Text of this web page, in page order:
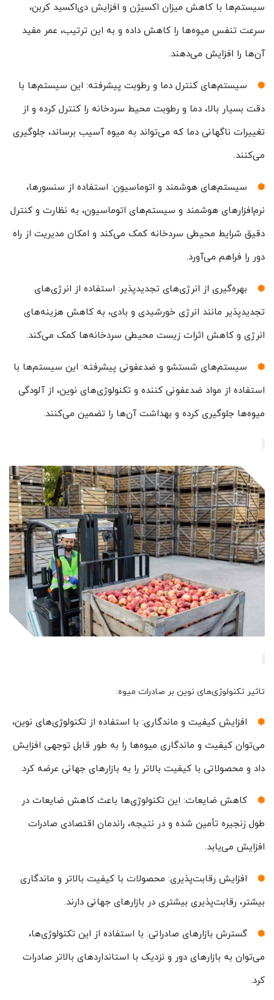
سیستم‌ها با کاهش میزان اکسیژن و افزایش دی‌اکسید کربن،
سرعت تنفس میوه‌ها را کاهش داده و به این ترتیب، عمر مفید
آن‌ها را افزایش می‌دهند.
سیستم‌های کنترل دما و رطوبت پیشرفته: این سیستم‌ها با
دقت بسیار بالا، دما و رطوبت محیط سردخانه را کنترل کرده و از
تغییرات ناگهانی دما که می‌تواند به میوه آسیب برساند، جلوگیری
می‌کنند.
سیستم‌های هوشمند و اتوماسیون: استفاده از سنسورها،
نرم‌افزارهای هوشمند و سیستم‌های اتوماسیون، به نظارت و کنترل
دقیق شرایط محیطی سردخانه کمک می‌کند و امکان مدیریت از راه
دور را فراهم می‌آورد.
بهره‌گیری از انرژی‌های تجدیدپذیر: استفاده از انرژی‌های
تجدیدپذیر مانند انرژی خورشیدی و بادی، به کاهش هزینه‌های
انرژی و کاهش اثرات زیست محیطی سردخانه‌ها کمک می‌کند.
سیستم‌های شستشو و ضدعفونی پیشرفته: این سیستم‌ها با
استفاده از مواد ضدعفونی کننده و تکنولوژی‌های نوین، از آلودگی
میوه‌ها جلوگیری کرده و بهداشت آن‌ها را تضمین می‌کنند.
تاثیر تکنولوژی‌های نوین بر صادرات میوه:
افزایش کیفیت و ماندگاری: با استفاده از تکنولوژی‌های نوین،
می‌توان کیفیت و ماندگاری میوه‌ها را به طور قابل توجهی افزایش
داد و محصولاتی با کیفیت بالاتر را به بازارهای جهانی عرضه کرد.
کاهش ضایعات: این تکنولوژی‌ها باعث کاهش ضایعات در
طول زنجیره تأمین شده و در نتیجه، راندمان اقتصادی صادرات
افزایش می‌یابد.
افزایش رقابت‌پذیری: محصولات با کیفیت بالاتر و ماندگاری
بیشتر، رقابت‌پذیری بیشتری در بازارهای جهانی دارند.
گسترش بازارهای صادراتی: با استفاده از این تکنولوژی‌ها،
می‌توان به بازارهای دور و نزدیک با استانداردهای بالاتر صادرات
کرد.